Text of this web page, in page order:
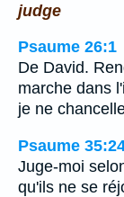
judge
Psaume 26:1
De David.
marche dans
je ne
Psaume
Juge-moi
qu'ils ne se